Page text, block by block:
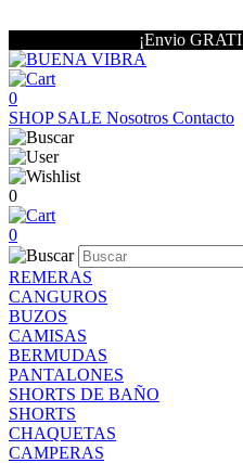
¡Envio
0
SHOP SALE Nosotros Contacto
0
0
REMERAS
CANGUROS
BUZOS
CAMISAS
BERMUDAS
PANTALONES
SHORTS DE BAÑO
SHORTS
CHAQUETAS
CAMPERAS